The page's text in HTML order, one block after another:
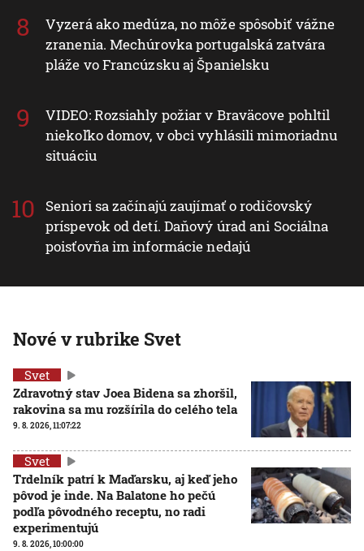
Vyzerá ako medúza, no môže spôsobiť vážne
zranenia. Mechúrovka portugalská zatvára
pláže vo Francúzsku aj Španielsku
VIDEO: Rozsiahly požiar v Braväcove pohltil
niekoľko domov, v obci vyhlásili mimoriadnu
situáciu
Seniori sa začínajú zaujímať o rodičovský
príspevok od detí. Daňový úrad ani Sociálna
poisťovňa im informácie nedajú
Nové v rubrike Svet
Svet
Zdravotný stav Joea Bidena sa zhoršil,
rakovina sa mu rozšírila do celého tela
9. 8. 2026, 11:07:22
Svet
Trdelník patrí k Maďarsku, aj keď jeho
pôvod je inde. Na Balatone ho pečú
podľa pôvodného receptu, no radi
experimentujú
9. 8. 2026, 10:00:00